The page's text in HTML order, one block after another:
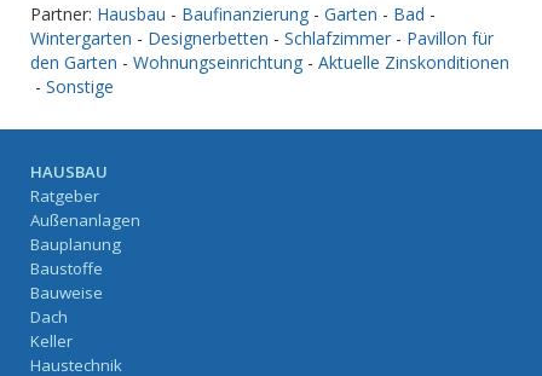
Partner: Hausbau - Baufinanzierung - Garten - Bad -
Wintergarten - Designerbetten - Schlafzimmer - Pavillon für
den Garten - Wohnungseinrichtung - Aktuelle Zinskonditionen
- Sonstige
HAUSBAU
Ratgeber
Außenanlagen
Bauplanung
Baustoffe
Bauweise
Dach
Keller
Haustechnik